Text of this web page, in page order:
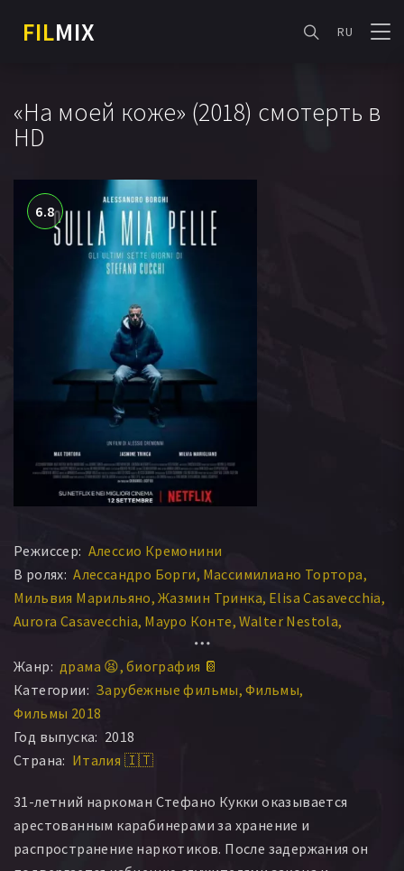
FILMIX RU
«На моей коже» (2018) смотерть в
HD
6.8
Режиссер: Алессио Кремонини
В ролях: Алессандро Борги Массимилиано Тортора
Мильвия Марильяно Жазмин Тринка Elisa Casavecchia
Aurora Casavecchia Мауро Конте Walter Nestola
Paolo D Bovani
Вальтер Нестола Daniele Blando
Italo Amerighi Andrea Lattanzi Андреа Оттави
Mauro Mandolini
Жанр: драма 😫 биография 📔
Категории: Зарубежные фильмы Фильмы
Фильмы 2018
Год выпуска: 2018
Страна: Италия 🇮🇹
31-летний наркоман Стефано Кукки оказывается
арестованным карабинерами за хранение и
распространение наркотиков. После задержания он